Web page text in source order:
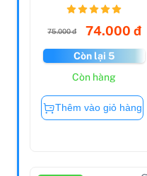
75.000 đ 74.000 đ
Còn lại 5
Còn hàng
Thêm vào giỏ hàng